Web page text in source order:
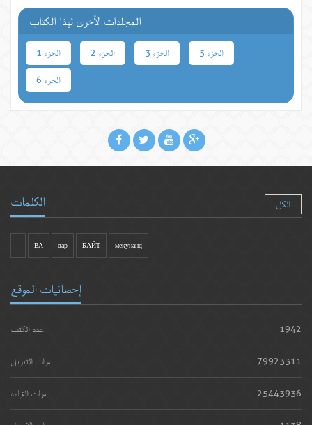
المجلدات الأخرى لهذا الكتاب
الجزء 1 الجزء 2 الجزء 3 الجزء 5
الجزء 6
الكلمات الكل
- ВА дар БАЙТ мекунанд
إحصائيات الموقع
عدد الكتب 1942
مرات التنزيل 79923311
مرات القراءة 25443936